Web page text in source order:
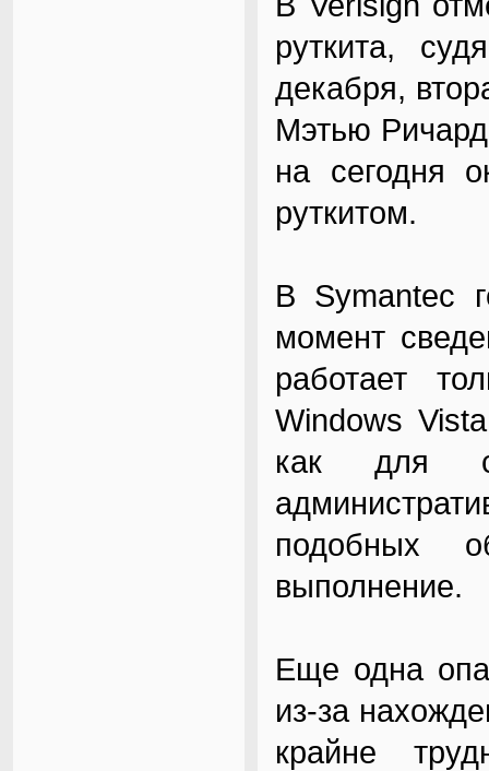
руткита,
декабря,
Мэтью
на сегодня
руткитом.
В Symantec
момент
работает
Windows
как для
подобных
выполнение.
Еще одна
из-за
крайне